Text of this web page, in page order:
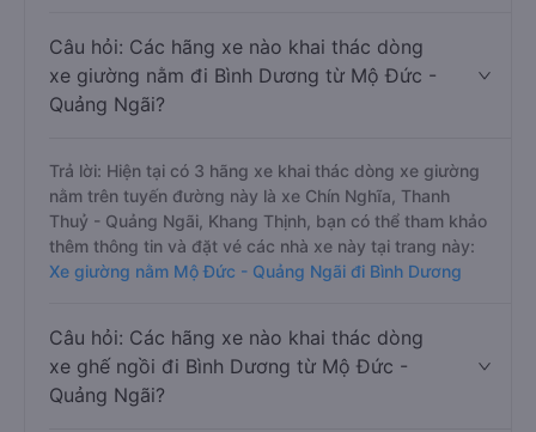
Câu hỏi: Các hãng xe nào khai thác dòng
xe giường nằm đi Bình Dương từ Mộ Đức -
Quảng Ngãi?
Trả lời: Hiện tại có 3 hãng xe khai thác dòng xe giường
nằm trên tuyến đường này là xe Chín Nghĩa, Thanh
Thuỷ - Quảng Ngãi, Khang Thịnh, bạn có thể tham khảo
thêm thông tin và đặt vé các nhà xe này tại trang này:
Xe giường nằm Mộ Đức - Quảng Ngãi đi Bình Dương
Câu hỏi: Các hãng xe nào khai thác dòng
xe ghế ngồi đi Bình Dương từ Mộ Đức -
Quảng Ngãi?